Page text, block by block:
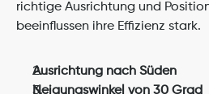
richtige Ausrichtung und
beeinflussen ihre Effizienz stark.
Ausrichtung nach Süden
Neigungswinkel von 30 Grad